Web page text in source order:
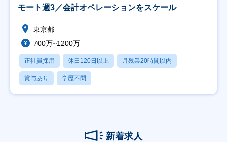
モート週3／会計オペレーションをスケール
東京都
700万~1200万
正社員採用 休日120日以上 月残業20時間以内
賞与あり 学歴不問
新着求人